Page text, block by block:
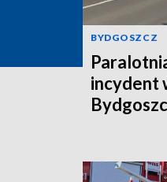
BYDGOSZCZ
incydent